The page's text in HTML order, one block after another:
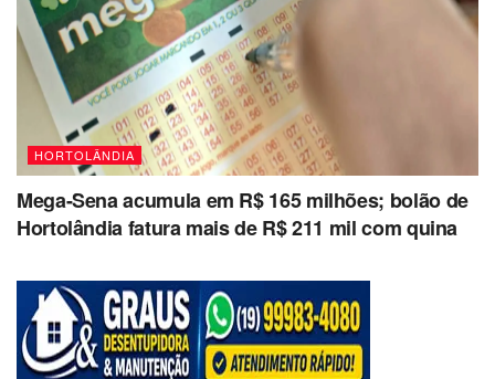
HORTOLÂNDIA
Mega-Sena acumula em R$ 165 milhões; bolão de
Hortolândia fatura mais de R$ 211 mil com quina